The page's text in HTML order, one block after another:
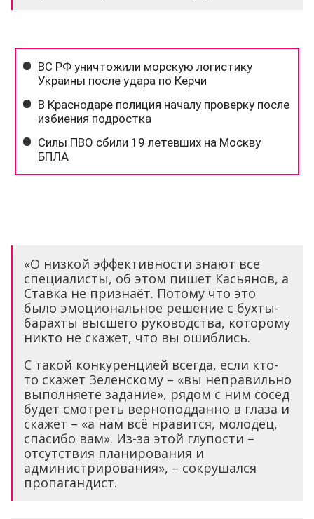
«О низкой эффективности знают все
специалисты, об этом пишет Касьянов, а
Ставка не признаёт. Потому что это
было эмоциональное решение с бухты-
барахты высшего руководства, которому
никто не скажет, что вы ошиблись.
С такой конкуренцией всегда, если кто-
то скажет Зеленскому – «вы неправильно
выполняете задание», рядом с ним сосед
будет смотреть верноподданно в глаза и
скажет – «а нам всё нравится, молодец,
спасибо вам». Из-за этой глупости –
отсутствия планирования и
администрирования», – сокрушался
пропагандист.